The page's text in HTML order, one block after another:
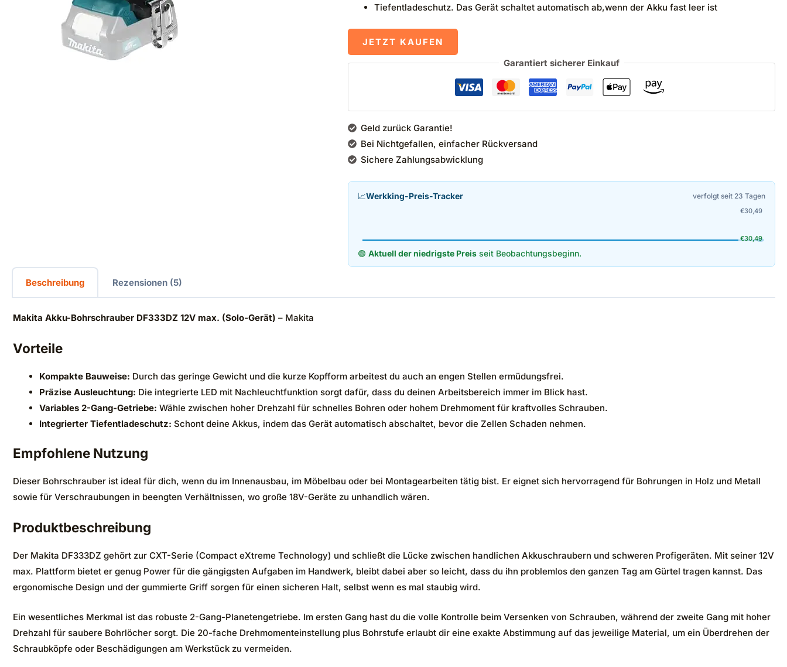
Tiefentladeschutz. Das Gerät schaltet automatisch ab,wenn der Akku fast leer ist
JETZT KAUFEN
Garantiert sicherer Einkauf
Geld zurück Garantie!
Bei Nichtgefallen, einfacher Rückversand
Sichere Zahlungsabwicklung
📈Werkking-Preis-Tracker verfolgt seit 23 Tagen
€30,49
€30,49
🟢 Aktuell der niedrigste Preisseit Beobachtungsbeginn.
Beschreibung Rezensionen (5)
Makita Akku-Bohrschrauber DF333DZ 12V max. (Solo-Gerät) – Makita
Vorteile
Kompakte Bauweise: Durch das geringe Gewicht und die kurze Kopfform arbeitest du auch an engen Stellen ermüdungsfrei.
Präzise Ausleuchtung: Die integrierte LED mit Nachleuchtfunktion sorgt dafür, dass du deinen Arbeitsbereich immer im Blick hast.
Variables 2-Gang-Getriebe: Wähle zwischen hoher Drehzahl für schnelles Bohren oder hohem Drehmoment für kraftvolles Schrauben.
Integrierter Tiefentladeschutz: Schont deine Akkus, indem das Gerät automatisch abschaltet, bevor die Zellen Schaden nehmen.
Empfohlene Nutzung
Dieser Bohrschrauber ist ideal für dich, wenn du im Innenausbau, im Möbelbau oder bei Montagearbeiten tätig bist. Er eignet sich hervorragend für Bohrungen in Holz und Metall
sowie für Verschraubungen in beengten Verhältnissen, wo große 18V-Geräte zu unhandlich wären.
Produktbeschreibung
Der Makita DF333DZ gehört zur CXT-Serie (Compact eXtreme Technology) und schließt die Lücke zwischen handlichen Akkuschraubern und schweren Profigeräten. Mit seiner 12V
max. Plattform bietet er genug Power für die gängigsten Aufgaben im Handwerk, bleibt dabei aber so leicht, dass du ihn problemlos den ganzen Tag am Gürtel tragen kannst. Das
ergonomische Design und der gummierte Griff sorgen für einen sicheren Halt, selbst wenn es mal staubig wird.
Ein wesentliches Merkmal ist das robuste 2-Gang-Planetengetriebe. Im ersten Gang hast du die volle Kontrolle beim Versenken von Schrauben, während der zweite Gang mit hoher
Drehzahl für saubere Bohrlöcher sorgt. Die 20-fache Drehmomenteinstellung plus Bohrstufe erlaubt dir eine exakte Abstimmung auf das jeweilige Material, um ein Überdrehen der
Schraubköpfe oder Beschädigungen am Werkstück zu vermeiden.